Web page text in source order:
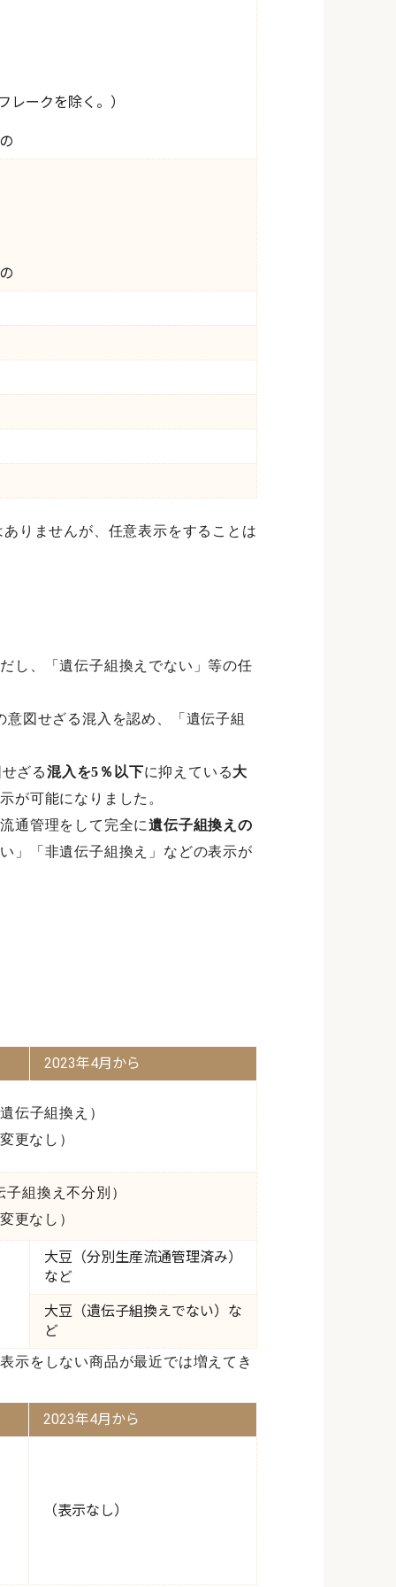
ークを除く。）
りませんが、任意表示をすることは
し、「遺伝子組換えでない」等の任
図せざる混入を認め、「遺伝子組
ざる混入を5％以下に抑えている大
が可能になりました。
通管理をして完全に遺伝子組換えの
」「非遺伝子組換え」などの表示が
2023年4月から
伝子組換え）
更なし）
子組換え不分別）
更なし）
大豆（分別生産流通管理済み）
など
大豆（遺伝子組換えでない）な
ど
示をしない商品が最近では増えてき
2023年4月から
（表示なし）